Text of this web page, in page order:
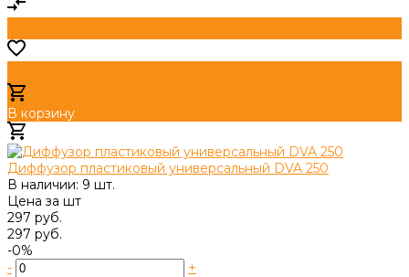
В корзину
Диффузор пластиковый универсальный DVA 250
В наличии: 9 шт.
Цена за шт
297 руб.
297 руб.
-0%
-
+